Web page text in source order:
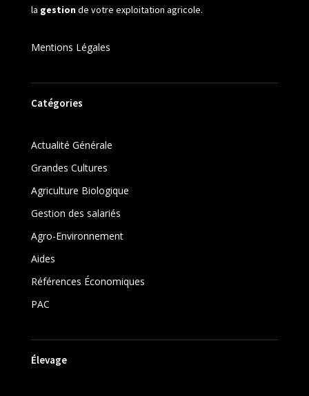
la gestionde votre exploitation agricole.
Mentions Légales
Catégories
Actualité Générale
Grandes Cultures
Agriculture Biologique
Gestion des salariés
Agro-Environnement
Aides
Références Économiques
PAC
Élevage